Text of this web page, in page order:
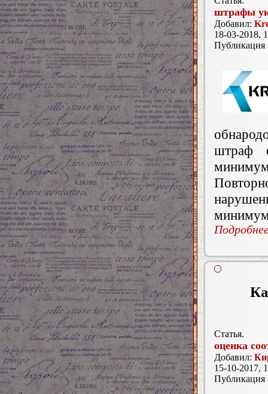
штрафы
Добавил:
18-03-2018,
штраф
Статья.
оценка
Добавил:
15-10-2017,